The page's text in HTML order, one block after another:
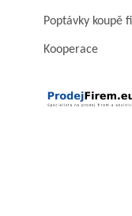
Poptávky koupě
Kooperace